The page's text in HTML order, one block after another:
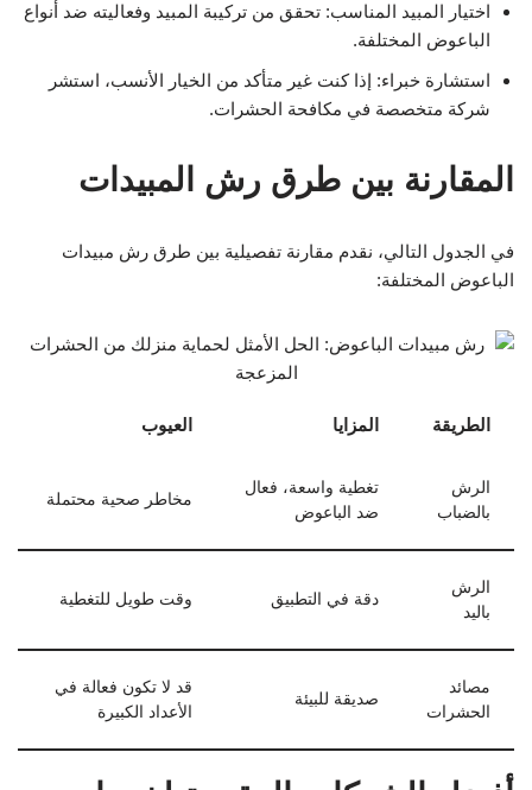
اختيار المبيد المناسب: تحقق من تركيبة المبيد وفعاليته ضد أنواع
الباعوض المختلفة.
استشارة خبراء: إذا كنت غير متأكد من الخيار الأنسب، استشر
شركة متخصصة في مكافحة الحشرات.
المقارنة بين طرق رش المبيدات
في الجدول التالي، نقدم مقارنة تفصيلية بين طرق رش مبيدات
الباعوض المختلفة:
الطريقة المزايا العيوب
الرش
بالضباب
تغطية واسعة، فعال
ضد الباعوض
مخاطر صحية محتملة
الرش
باليد
دقة في التطبيق وقت طويل للتغطية
مصائد
الحشرات
صديقة للبيئة
قد لا تكون فعالة في
الأعداد الكبيرة